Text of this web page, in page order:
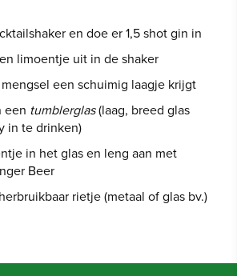
en doe er 1,5 shot gin in
limoentje uit in de shaker
een schuimig laagje krijgt
een tumblerglas(laag, breed glas
in te drinken)
in het glas en leng aan met
Beer
rietje (metaal of glas bv.)